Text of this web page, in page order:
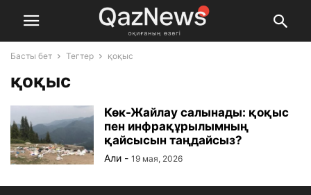
Басты бет Тегтер қоқыс
қоқыс
Көк-Жайлау салынады: қоқыс
пен инфрақұрылымның
қайсысын таңдайсыз?
Али - 19 мая, 2026